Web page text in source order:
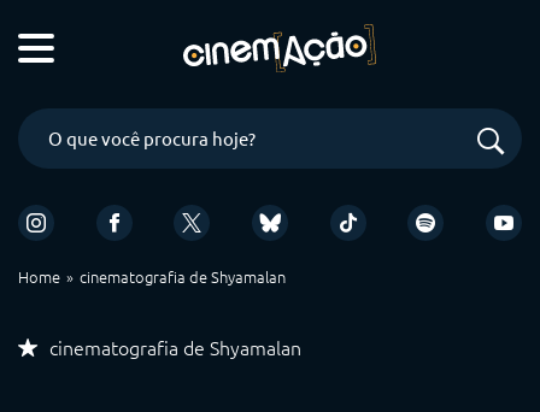
Home cinematografia de Shyamalan
cinematografia de Shyamalan